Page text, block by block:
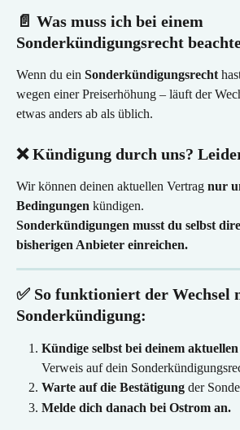
📄 Was muss ich bei einem
Sonderkündigungsrecht
Wenn du ein Sonderkündigungsrecht
wegen einer Preiserhöhung – läuft der
etwas anders ab als üblich.
❌ Kündigung durch uns?
Wir können deinen aktuellen Vertrag nur
Bedingungen kündigen.
Sonderkündigungen musst du selbst
bisherigen Anbieter einreichen.
✅ So funktioniert der Wechsel
Sonderkündigung:
Kündige selbst bei deinem
Verweis auf dein
Warte auf die Bestätigung der
Melde dich danach bei Ostrom an.